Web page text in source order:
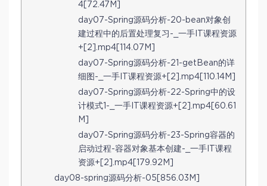
4[72.47M]
day07-Spring源码分析-20-bean对象创
建过程中的后置处理复习-_一手IT课程资源
+[2].mp4[114.07M]
day07-Spring源码分析-21-getBean的详
细图-_一手IT课程资源+[2].mp4[110.14M]
day07-Spring源码分析-22-Spring中的设
计模式1-_一手IT课程资源+[2].mp4[60.61
M]
day07-Spring源码分析-23-Spring容器的
启动过程-容器对象基本创建-_一手IT课程
资源+[2].mp4[179.92M]
day08-spring源码分析-05[856.03M]